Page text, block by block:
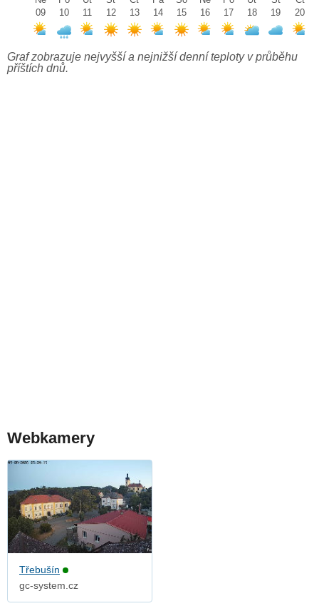
09
10
11
12
13
14
15
16
17
18
19
20
Graf zobrazuje nejvyšší a nejnižší denní teploty v průběhu
příštích dnů.
Webkamery
Třebušín
gc-system.cz